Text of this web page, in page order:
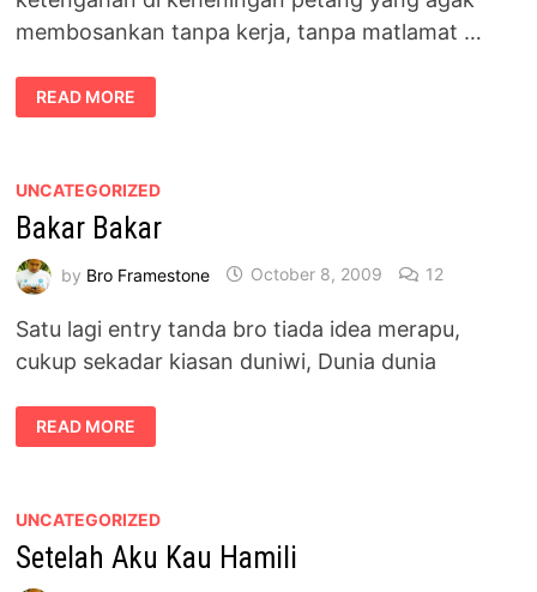
membosankan tanpa kerja, tanpa matlamat …
PEMINAT
MISTERI
BRO
READ MORE
UNCATEGORIZED
Bakar Bakar
by Bro Framestone October 8, 2009 12
Satu lagi entry tanda bro tiada idea merapu,
cukup sekadar kiasan duniwi, Dunia dunia
BAKAR
BAKAR
READ MORE
UNCATEGORIZED
Setelah Aku Kau Hamili